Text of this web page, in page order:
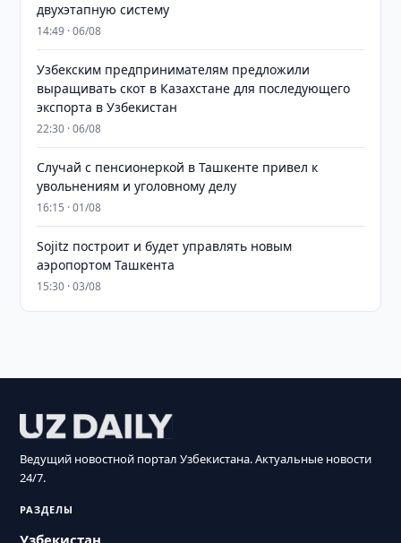
двухэтапную систему
14:49 · 06/08
Узбекским предпринимателям предложили
выращивать скот в Казахстане для последующего
экспорта в Узбекистан
22:30 · 06/08
Случай с пенсионеркой в Ташкенте привел к
увольнениям и уголовному делу
16:15 · 01/08
Sojitz построит и будет управлять новым
аэропортом Ташкента
15:30 · 03/08
Ведущий новостной портал Узбекистана. Актуальные новости
24/7.
РАЗДЕЛЫ
Узбекистан